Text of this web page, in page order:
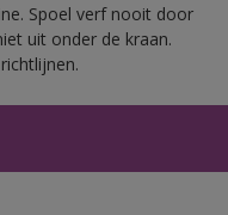
Spoel verf nooit door
uit onder de kraan.